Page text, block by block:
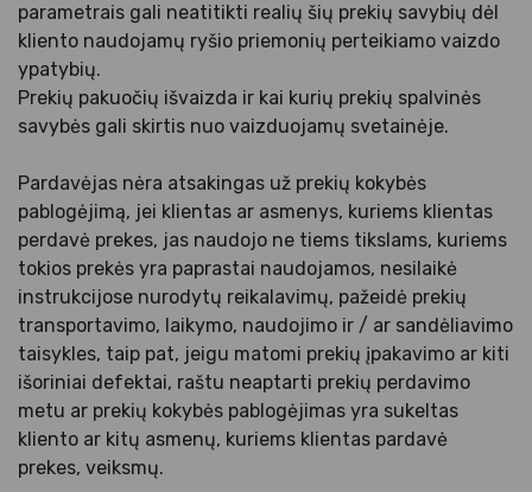
parametrais gali neatitikti realių šių prekių savybių dėl
kliento naudojamų ryšio priemonių perteikiamo vaizdo
ypatybių.
Prekių pakuočių išvaizda ir kai kurių prekių spalvinės
savybės gali skirtis nuo vaizduojamų svetainėje.
Pardavėjas nėra atsakingas už prekių kokybės
pablogėjimą, jei klientas ar asmenys, kuriems klientas
perdavė prekes, jas naudojo ne tiems tikslams, kuriems
tokios prekės yra paprastai naudojamos, nesilaikė
instrukcijose nurodytų reikalavimų, pažeidė prekių
transportavimo, laikymo, naudojimo ir / ar sandėliavimo
taisykles, taip pat, jeigu matomi prekių įpakavimo ar kiti
išoriniai defektai, raštu neaptarti prekių perdavimo
metu ar prekių kokybės pablogėjimas yra sukeltas
kliento ar kitų asmenų, kuriems klientas pardavė
prekes, veiksmų.